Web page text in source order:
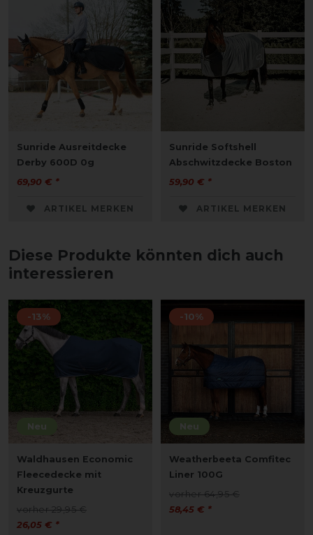
Sunride Ausreitdecke
Derby 600D 0g
69,90 € *
ARTIKEL MERKEN
Sunride Softshell
Abschwitzdecke Boston
59,90 € *
ARTIKEL MERKEN
Diese Produkte könnten dich auch
interessieren
Neu
-13%
Waldhausen Economic
Fleecedecke mit
Kreuzgurte
vorher 29,95 €
26,05 € *
Neu
-10%
Weatherbeeta Comfitec
Liner 100G
vorher 64,95 €
58,45 € *